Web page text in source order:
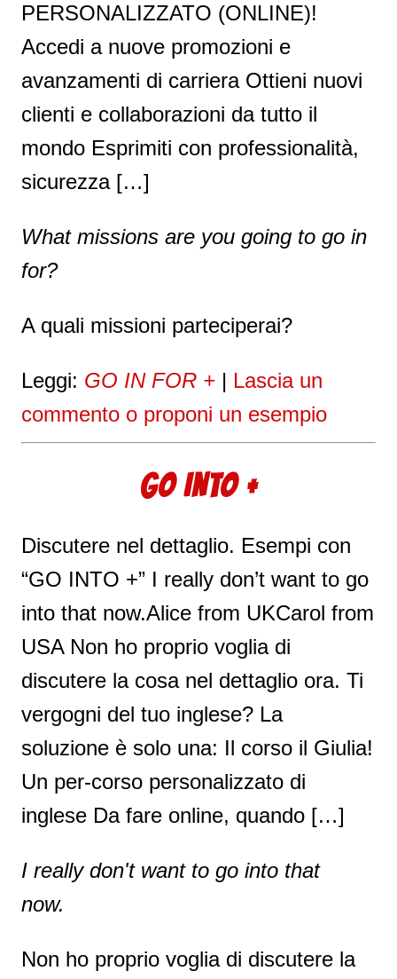
PERSONALIZZATO (ONLINE)!
Accedi a nuove promozioni e
avanzamenti di carriera Ottieni nuovi
clienti e collaborazioni da tutto il
mondo Esprimiti con professionalità,
sicurezza […]
What missions are you going to go in
for?
A quali missioni parteciperai?
Leggi: GO IN FOR + | Lascia un
commento o proponi un esempio
GO INTO +
Discutere nel dettaglio. Esempi con
“GO INTO +” I really don’t want to go
into that now.Alice from UKCarol from
USA Non ho proprio voglia di
discutere la cosa nel dettaglio ora. Ti
vergogni del tuo inglese? La
soluzione è solo una: Il corso il Giulia!
Un per-corso personalizzato di
inglese Da fare online, quando […]
I really don't want to go into that
now.
Non ho proprio voglia di discutere la